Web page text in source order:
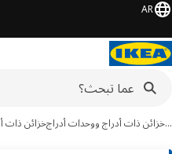
AR
ذات أدراج ووحدات أدراجخزائن ذات أدراج